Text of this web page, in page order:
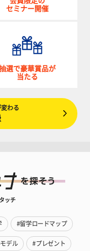
セミナー開催
選で豪華賞品が
当たる
わる
ッチ
#留学ロードマップ
デル #プレゼント